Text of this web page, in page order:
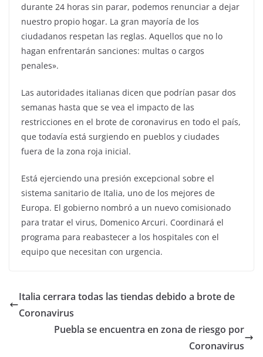
durante 24 horas sin parar, podemos renunciar a dejar
nuestro propio hogar. La gran mayoría de los
ciudadanos respetan las reglas. Aquellos que no lo
hagan enfrentarán sanciones: multas o cargos
penales».
Las autoridades italianas dicen que podrían pasar dos
semanas hasta que se vea el impacto de las
restricciones en el brote de coronavirus en todo el país,
que todavía está surgiendo en pueblos y ciudades
fuera de la zona roja inicial.
Está ejerciendo una presión excepcional sobre el
sistema sanitario de Italia, uno de los mejores de
Europa. El gobierno nombró a un nuevo comisionado
para tratar el virus, Domenico Arcuri. Coordinará el
programa para reabastecer a los hospitales con el
equipo que necesitan con urgencia.
Italia cerrara todas las tiendas debido a brote de
Coronavirus
Puebla se encuentra en zona de riesgo por
Coronavirus